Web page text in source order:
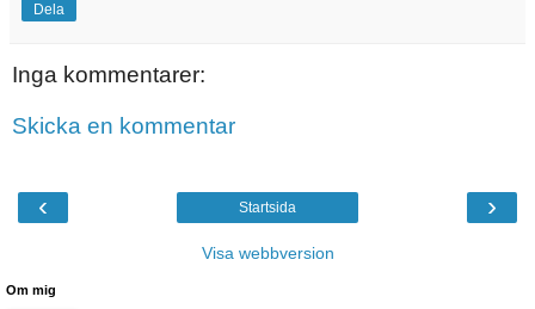
Dela
Inga kommentarer:
Skicka en kommentar
‹ ›
Startsida
Visa webbversion
Om mig